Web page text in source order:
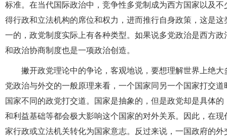
标准。在当代国际政治中，竞争性多党制成为西方国家以及
得行政和立法机构的席位和权力，进而推行自身政策，这是
一的，政党制度实际上有各种类型。如果说多党政治是西方
和政治协商制度也是一项政治创造。
撇开政党理论中的争论，客观地说，要想理解世界上绝
党政治与外交的一般原理来看，一个国家同另一个国家打交
国家不同的政党打交道。国家是抽象的，但是政党却是具体
和利益基础等都会极大影响这个国家的对外关系。因此，在
家行政或立法机关转化为国家意志。反过来说，一国政府的